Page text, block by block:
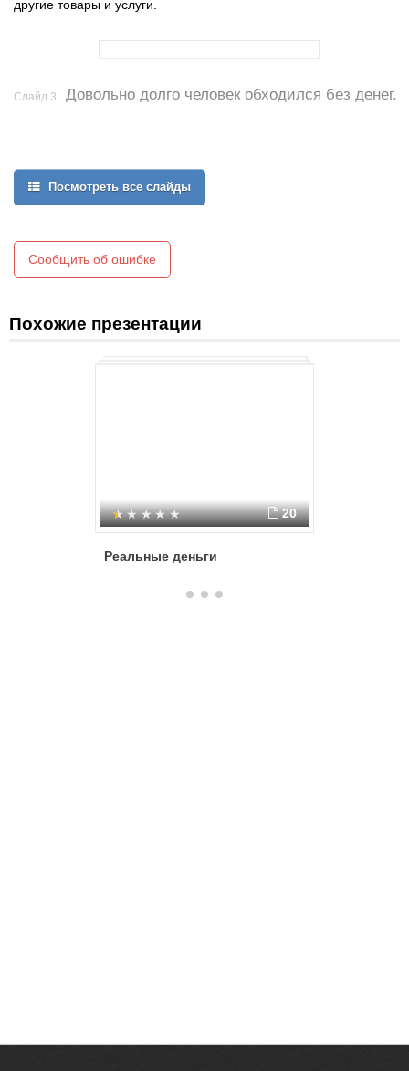
другие товары и услуги.
Слайд 3 Довольно долго человек обходился без денег.
Посмотреть все слайды
Сообщить об ошибке
Похожие презентации
20
Реальные деньги